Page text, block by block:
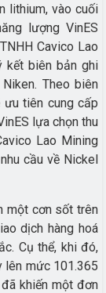
lithium, vào cuối
lượng VinES
Cavico Lao
kết biên bản ghi
Theo biên
ưu tiên cung cấp
lựa chọn thu
Lao Mining
cầu về Nickel
một cơn sốt trên
dịch hàng hoá
Cụ thể, khi đó,
lên mức 101.365
khiến một đơn